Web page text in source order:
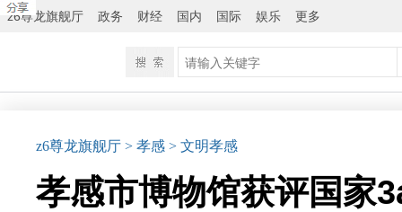
z6尊龙旗舰厅 政务 财经 国内 国际 娱乐 更多
z6尊龙旗舰厅 > 孝感 > 文明孝感
孝感市博物馆获评国家